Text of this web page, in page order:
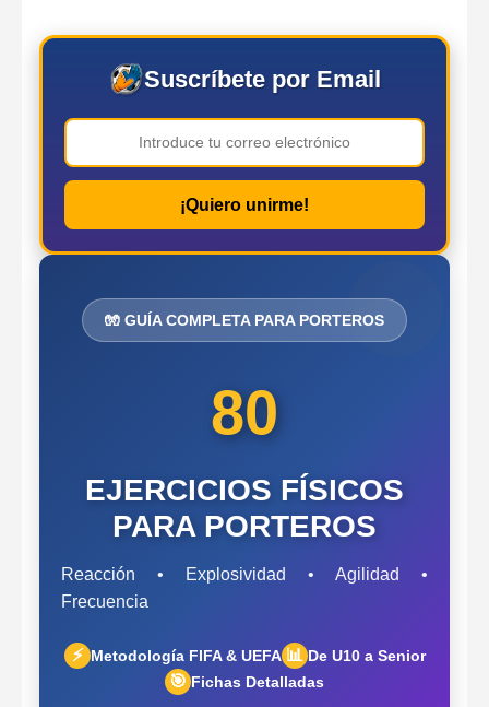
Suscríbete por Email
¡Quiero unirme!
🧤 GUÍA COMPLETA PARA PORTEROS
80
EJERCICIOS FÍSICOS
PARA PORTEROS
Reacción • Explosividad • Agilidad •
Frecuencia
⚡ Metodología FIFA & UEFA 📊 De U10 a Senior
🎯 Fichas Detalladas